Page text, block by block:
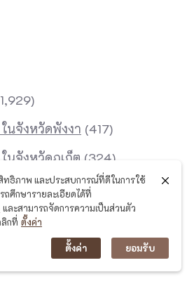
นจังหวัดพังงา (417)
นจังหวัดภูเก็ต (324)
ทธิภาพ และประสบการณ์ที่ดีในการใช้
ศึกษารายละเอียดได้ที่
และสามารถจัดการความเป็นส่วนตัว
ลิกที่ ตั้งค่า
ตั้งค่า ยอมรับ